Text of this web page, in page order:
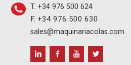
T. +34 976 500 624
F. +34 976 500 630
sales@maquinariacolas.com